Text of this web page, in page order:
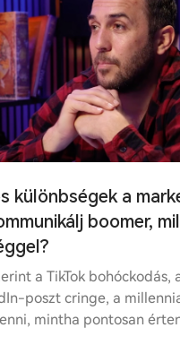
különbségek a
boomer,
a TikTok bohóckodás,
poszt cringe, a
mintha pontosan